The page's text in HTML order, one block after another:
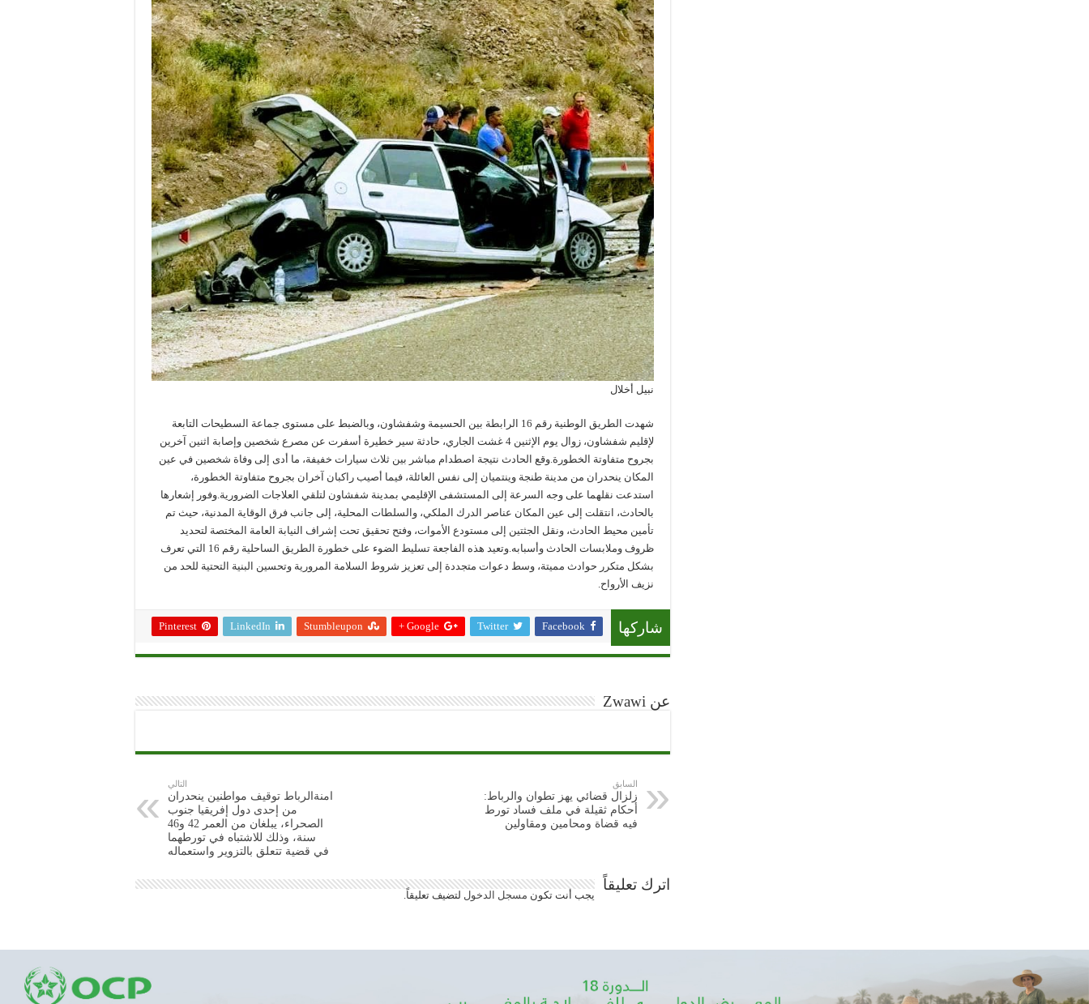
نبيل أخلال
شهدت الطريق الوطنية رقم 16 الرابطة بين الحسيمة وشفشاون، وبالضبط على مستوى جماعة السطيحات التابعة
لإقليم شفشاون، زوال يوم الإثنين 4 غشت الجاري، حادثة سير خطيرة أسفرت عن مصرع شخصين وإصابة اثنين آخرين
بجروح متفاوتة الخطورة.وقع الحادث نتيجة اصطدام مباشر بين ثلاث سيارات خفيفة، ما أدى إلى وفاة شخصين في عين
المكان ينحدران من مدينة طنجة وينتميان إلى نفس العائلة، فيما أصيب راكبان آخران بجروح متفاوتة الخطورة،
استدعت نقلهما على وجه السرعة إلى المستشفى الإقليمي بمدينة شفشاون لتلقي العلاجات الضرورية.وفور إشعارها
بالحادث، انتقلت إلى عين المكان عناصر الدرك الملكي، والسلطات المحلية، إلى جانب فرق الوقاية المدنية، حيث تم
تأمين محيط الحادث، ونقل الجثتين إلى مستودع الأموات، وفتح تحقيق تحت إشراف النيابة العامة المختصة لتحديد
ظروف وملابسات الحادث وأسبابه.وتعيد هذه الفاجعة تسليط الضوء على خطورة الطريق الساحلية رقم 16 التي تعرف
بشكل متكرر حوادث مميتة، وسط دعوات متجددة إلى تعزيز شروط السلامة المرورية وتحسين البنية التحتية للحد من
نزيف الأرواح.
شاركها Facebook
Twitter
Google +
Stumbleupon
LinkedIn
Pinterest
عن Zwawi
السابق
زلزال قضائي يهز تطوان والرباط:
أحكام ثقيلة في ملف فساد تورط
فيه قضاة ومحامين ومقاولين
التالي
امنةالرباط توقيف مواطنين ينحدران
من إحدى دول إفريقيا جنوب
الصحراء، يبلغان من العمر 42 و46
سنة، وذلك للاشتباه في تورطهما
في قضية تتعلق بالتزوير واستعماله
اترك تعليقاً
يجب أنت تكون مسجل الدخول لتضيف تعليقاً.